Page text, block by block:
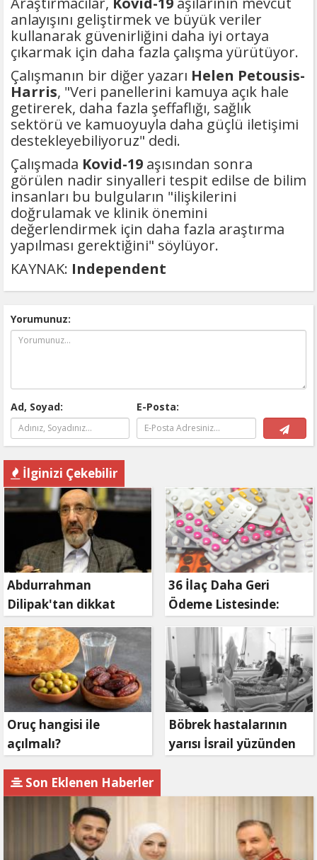
anlayışını geliştirmek ve büyük veriler
kullanarak güvenirliğini daha iyi ortaya
çıkarmak için daha fazla çalışma yürütüyor.
Çalışmanın bir diğer yazarı Helen Petousis-
Harris, "Veri panellerini kamuya açık hale
getirerek, daha fazla şeffaflığı, sağlık
sektörü ve kamuoyuyla daha güçlü iletişimi
destekleyebiliyoruz" dedi.
Çalışmada Kovid-19 aşısından sonra
görülen nadir sinyalleri tespit edilse de bilim
insanları bu bulguların "ilişkilerini
doğrulamak ve klinik önemini
değerlendirmek için daha fazla araştırma
yapılması gerektiğini" söylüyor.
KAYNAK: Independent
Yorumunuz:
Ad, Soyad: E-Posta:
İlginizi Çekebilir
Abdurrahman
Dilipak'tan dikkat
çeken çıkış
36 İlaç Daha Geri
Ödeme Listesinde:
Bakan Işıkhan Duyurdu
Oruç hangisi ile
açılmalı?
Böbrek hastalarının
yarısı İsrail yüzünden
Son Eklenen Haberler